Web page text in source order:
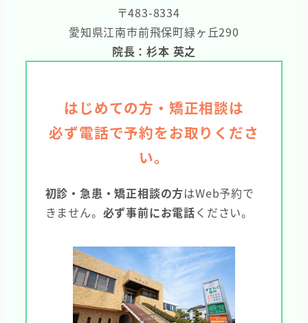
〒483-8334
愛知県江南市前飛保町緑ヶ丘290
院長：杉本 英之
はじめての方・矯正相談は
必ず電話で予約をお取りくださ
い。
初診・急患・矯正相談の方はWeb予約で
きません。 必ず事前にお電話ください。